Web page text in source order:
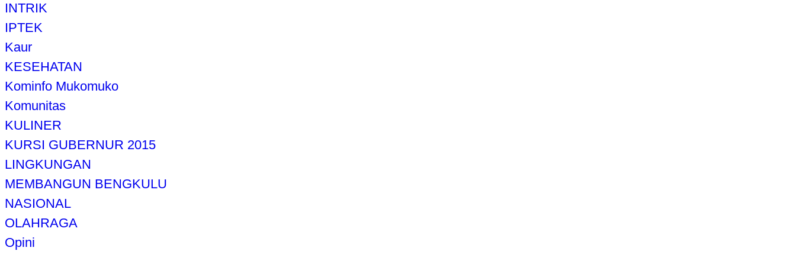
INTRIK
IPTEK
Kaur
KESEHATAN
Kominfo Mukomuko
Komunitas
KULINER
KURSI GUBERNUR 2015
LINGKUNGAN
MEMBANGUN BENGKULU
NASIONAL
OLAHRAGA
Opini